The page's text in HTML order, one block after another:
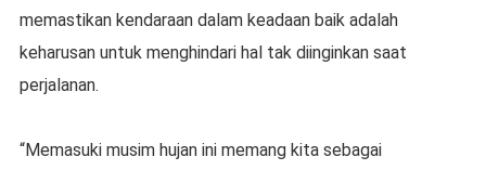
memastikan kendaraan dalam keadaan baik adalah
keharusan untuk menghindari hal tak diinginkan saat
perjalanan.
“Memasuki musim hujan ini memang kita sebagai